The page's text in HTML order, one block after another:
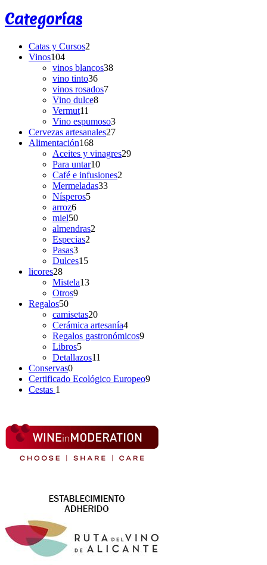
Categorías
Catas y Cursos2
Vinos104
vinos blancos38
vino tinto36
vinos rosados7
Vino dulce8
Vermut11
Vino espumoso3
Cervezas artesanales27
Alimentación168
Aceites y vinagres29
Para untar10
Café e infusiones2
Mermeladas33
Nísperos5
arroz6
miel50
almendras2
Especias2
Pasas3
Dulces15
licores28
Mistela13
Otros9
Regalos50
camisetas20
Cerámica artesanía4
Regalos gastronómicos9
Libros5
Detallazos11
Conservas0
Certificado Ecológico Europeo9
Cestas 1